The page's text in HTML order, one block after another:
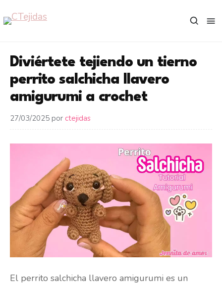
al
Diviértete tejiendo un tierno
perrito salchicha llavero
amigurumi a crochet
27/03/2025 por ctejidas
El perrito salchicha llavero amigurumi es un